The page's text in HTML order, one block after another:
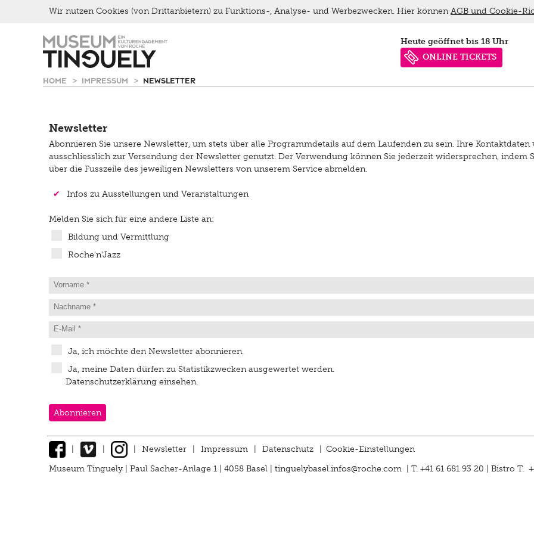
Hauptnavigation
heute geöffnet bis 18 Uhr
ONLINE TICKETS
HOME IMPRESSUM NEWSLETTER
Menu
Picknick
Brunch
Kontakt
Late Thursday Menu
Newsletter
Abonnieren Sie unsere Newsletter, um stets über alle Programmdetails auf dem Laufenden zu sein. Ihre Kontaktdaten
ausschliesslich zur Versendung der Newsletter genutzt. Der Verwendung können Sie jederzeit widersprechen, indem
über die Fusszeile des jeweiligen Newsletters von unserem Service abmelden.
✔ Infos zu Ausstellungen und Veranstaltungen
Melden Sie sich für eine andere Liste an:
Bildung und Vermittlung
Roche'n'Jazz
Ja, ich möchte den Newsletter abonnieren.
Ja, meine Daten dürfen zu Statistikzwecken ausgewertet werden.
Datenschutzerklärung einsehen.
Wir nutzen Cookies (von Drittanbietern) zu Funktions-, Analyse- und Werbezwecken. Hier könnenAGB und Cookie-
Newsletter Impressum Datenschutz Cookie-Einstellungen
Museum Tinguely | Paul Sacher-Anlage 1 | 4058 Basel | tinguelybasel.infos@roche.com | T. +41 61 681 93 20 | Bistro T.